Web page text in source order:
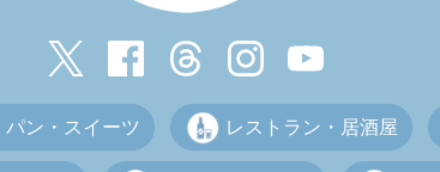
パン・スイーツ レストラン・居酒屋